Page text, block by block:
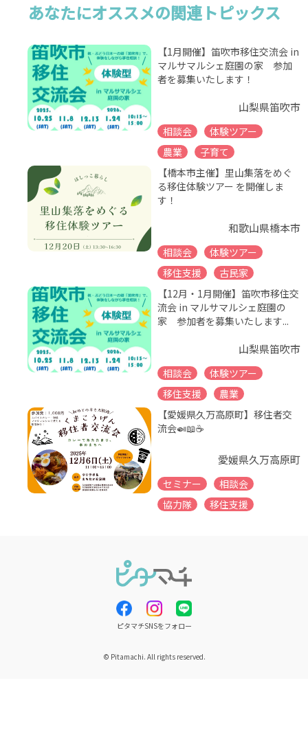
あなたにオススメの関連トピックス
【1月開催】笛吹市移住交流会 in
マルサマルシェ庭園の家 参加
者を募集いたします！
山梨県笛吹市
相談会
体験ツアー
農業
子育て
【橋本市主催】里山集落をめぐ
る移住体験ツアー を開催しま
す！
和歌山県橋本市
相談会
体験ツアー
移住支援
古民家
【12月・1月開催】笛吹市移住交
流会 in マルサマルシェ庭園の
家 参加者を募集いたします...
山梨県笛吹市
相談会
体験ツアー
移住支援
農業
【愛媛県久万高原町】移住者交
流会🍛📖☕
愛媛県久万高原町
セミナー
相談会
協力隊
移住支援
ピタマチSNSをフォロー
© Pitamachi. All rights reserved.